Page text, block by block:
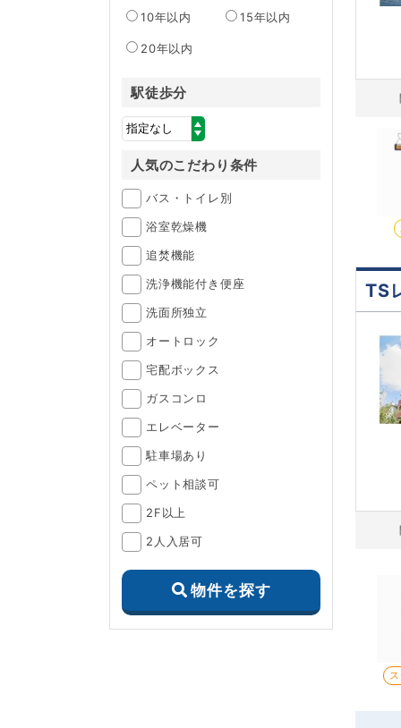
10年以内 15年以内
20年以内
駅徒歩分
人気のこだわり条件
バス・トイレ別
浴室乾燥機
追焚機能
洗浄機能付き便座
洗面所独立
オートロック
宅配ボックス
ガスコンロ
エレベーター
駐車場あり
ペット相談可
2F以上
2人入居可
物件を探す
TS